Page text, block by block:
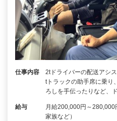
仕事内容
2tドライバーの配送アシ
tトラックの助手席に乗り
ろしを手伝ったりなど、
給与
月給200,000円～280,000
家族など）